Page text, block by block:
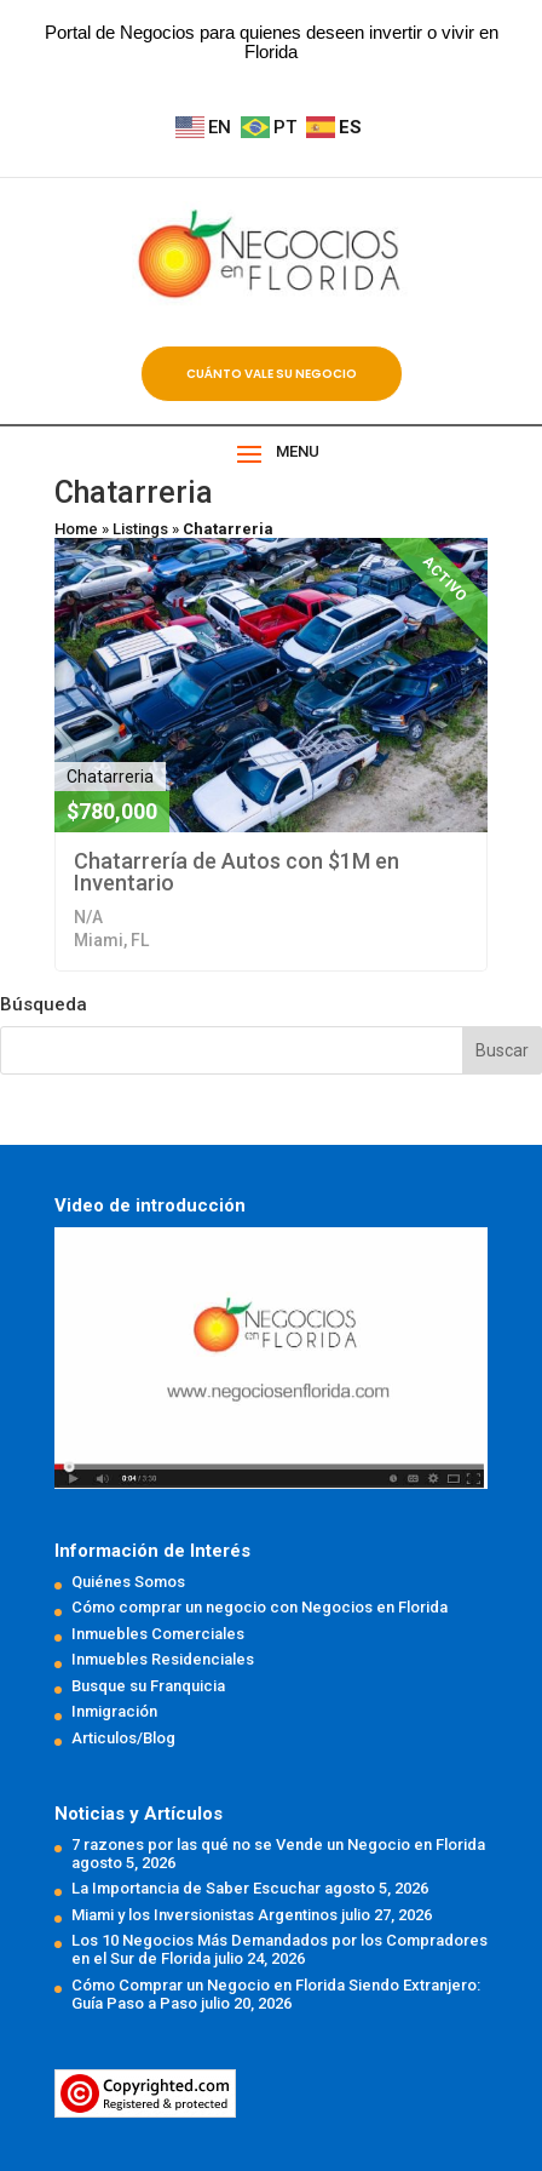
Portal de Negocios para quienes deseen invertir o vivir en
Florida
EN PT ES
CUÁNTO VALE SU NEGOCIO
MENU
Chatarreria
Home » Listings» Chatarreria
ACTIVO
Chatarreria
$780,000
Chatarrería de Autos con $1M en
Inventario
N/A
Miami, FL
Búsqueda
Video de introducción
Información de Interés
Quiénes Somos
Cómo comprar un negocio con Negocios en Florida
Inmuebles Comerciales
Inmuebles Residenciales
Busque su Franquicia
Inmigración
Articulos/Blog
Noticias y Artículos
7 razones por las qué no se Vende un Negocio en Florida
agosto 5, 2026
La Importancia de Saber Escuchar agosto 5, 2026
Miami y los Inversionistas Argentinos julio 27, 2026
Los 10 Negocios Más Demandados por los Compradores
en el Sur de Florida julio 24, 2026
Cómo Comprar un Negocio en Florida Siendo Extranjero:
Guía Paso a Paso julio 20, 2026